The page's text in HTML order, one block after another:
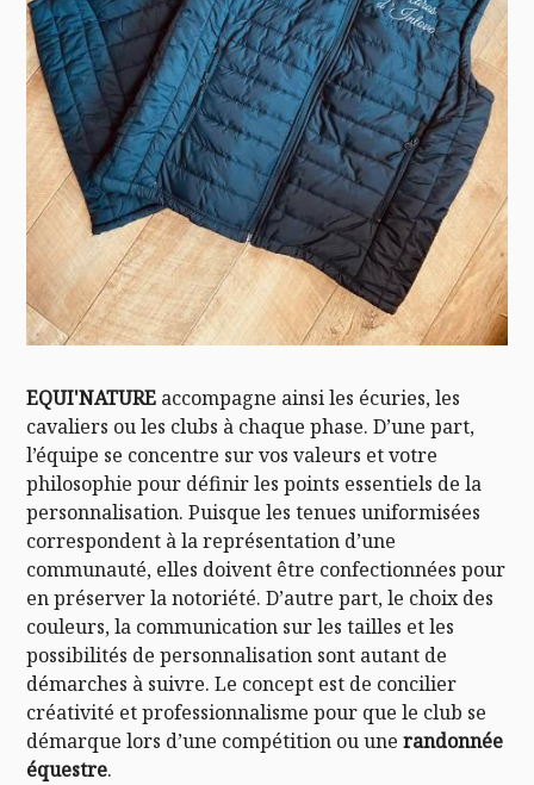
EQUI'NATURE accompagne ainsi les écuries, les
cavaliers ou les clubs à chaque phase. D’une part,
l’équipe se concentre sur vos valeurs et votre
philosophie pour définir les points essentiels de la
personnalisation. Puisque les tenues uniformisées
correspondent à la représentation d’une
communauté, elles doivent être confectionnées pour
en préserver la notoriété. D’autre part, le choix des
couleurs, la communication sur les tailles et les
possibilités de personnalisation sont autant de
démarches à suivre. Le concept est de concilier
créativité et professionnalisme pour que le club se
démarque lors d’une compétition ou unerandonnée
équestre.